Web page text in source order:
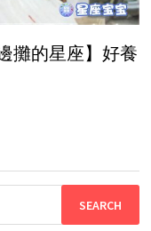
攤的星座】好養